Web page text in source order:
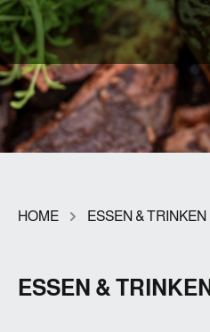
HOME ESSEN & TRINKEN
ESSEN & TRINKEN